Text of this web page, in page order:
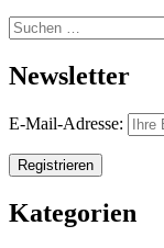
Suchen
nach:
Newsletter
E-Mail-Adresse:
Kategorien